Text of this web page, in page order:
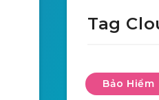
Tag
Bảo Hiểm